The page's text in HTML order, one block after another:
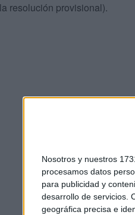
Nosotros y nuestros
procesamos datos
para publicidad y
desarrollo de servicios.
geográfica precisa e
resolución provisional).